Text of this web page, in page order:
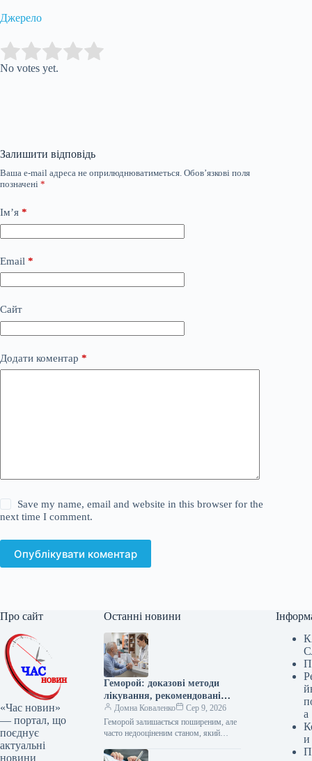
Джерело
Rate this item:
No votes yet.
Залишити відповідь
Ваша e-mail адреса не оприлюднюватиметься. Обов’язкові поля
позначені *
Ім’я *
Email *
Сайт
Додати коментар *
Save my name, email and website in this browser for the
next time I comment.
Опублікувати коментар
Про сайт
«Час новин»
— портал, що
поєднує
актуальні
новини
Останні новини
Геморой: доказові методи
лікування, рекомендовані
фармацевтами
Домна Коваленко
Сер 9, 2026
Геморой залишається поширеним, але
часто недооціненим станом, який
та створює значний тягар для
а
и